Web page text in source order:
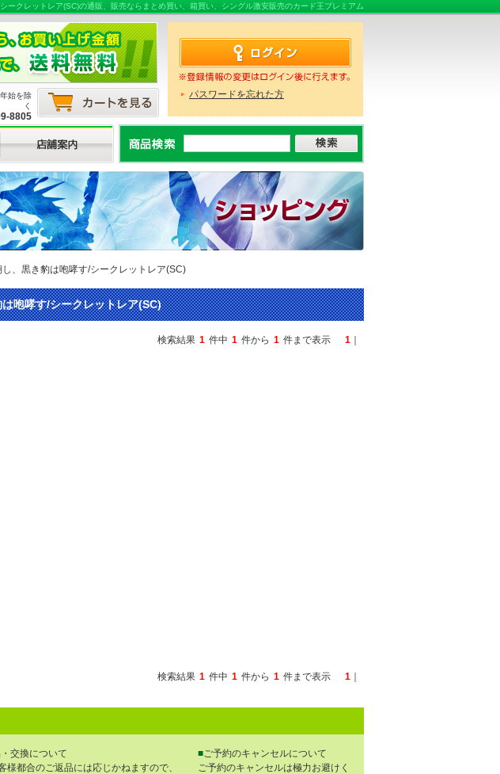
ークレットレア(SC)の通販、販売ならまとめ買い、箱買い、シングル激安販売のカード王プレミアム
始を除
く
8805
パスワードを忘れた方
、黒き豹は咆哮す/シークレットレア(SC)
咆哮す/シークレットレア(SC)
検索結果 1 件中 1 件から 1 件まで表示 1
検索結果 1 件中 1 件から 1 件まで表示 1 ｜
交換について
様都合のご返品には応じかねますので、
■ ご予約のキャンセルについて
ご予約のキャンセルは極力お避けく